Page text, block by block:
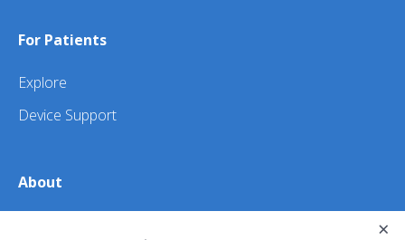
For Patients
Explore
Device Support
About
×